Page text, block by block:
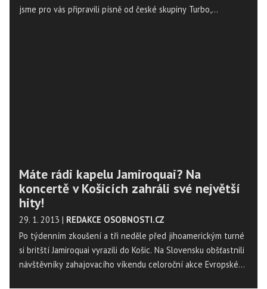
jsme pro vás připravili písně od české skupiny Turbo,
Máte rádi kapelu Jamiroquai? Na
koncertě v Košicích zahráli své největší
hity!
29. 1. 2013 | REDAKCE OSOBNOSTI.CZ
Po týdenním zkoušení a tři neděle před jihoamerickým turné
si britští Jamiroquai vyrazili do Košic. Na Slovensku obšťastnili
návštěvníky zahajovacího víkendu celoroční akce Evropské